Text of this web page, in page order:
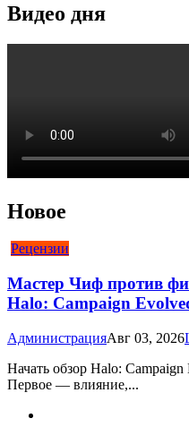
Видео дня
Новое
Рецензии
Мастер Чиф против
Halo: Campaign
АдминистрацияАвг 03, 2026
Начать обзор Halo:
Первое — влияние,...